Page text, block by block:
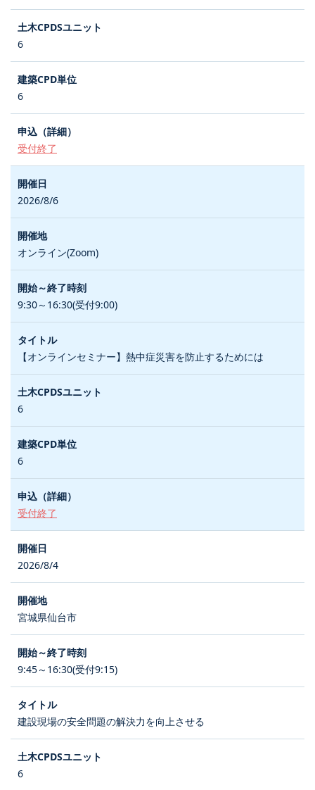
6
6
受付終了
2026/8/6
オンライン(Zoom)
9:30～16:30(受付9:00)
【オンラインセミナー】熱中症災害を防止するためには
6
6
受付終了
2026/8/4
宮城県仙台市
9:45～16:30(受付9:15)
建設現場の安全問題の解決力を向上させる
6